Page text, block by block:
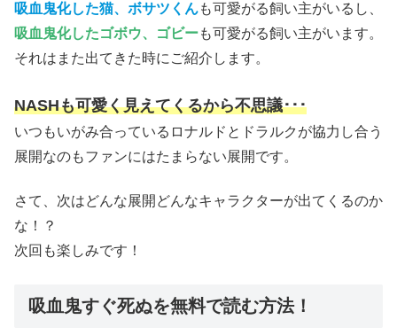
吸血鬼化した猫、ボサツくんも可愛がる飼い主がいるし、
吸血鬼化したゴボウ、ゴビーも可愛がる飼い主がいます。
それはまた出てきた時にご紹介します。
NASHも可愛く見えてくるから不思議･･･
いつもいがみ合っているロナルドとドラルクが協力し合う
展開なのもファンにはたまらない展開です。
さて、次はどんな展開どんなキャラクターが出てくるのか
な！？
次回も楽しみです！
吸血鬼すぐ死ぬを無料で読む方法！